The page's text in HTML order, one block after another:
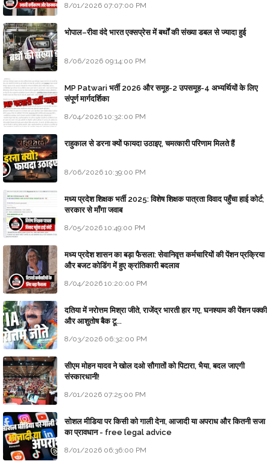
8/01/2026 07:07:00 PM
भोपाल–रीवा वंदे भारत एक्सप्रेस में बर्थों की संख्या डबल से ज्यादा हुई
8/06/2026 09:14:00 PM
MP Patwari भर्ती 2026 और समूह-2 उपसमूह-4 अभ्यर्थियों के लिए
संपूर्ण मार्गदर्शिका
8/04/2026 10:32:00 PM
राहुकाल से डरना क्यों फायदा उठाइए, चमत्कारी परिणाम मिलते हैं
8/06/2026 10:39:00 PM
मध्य प्रदेश शिक्षक भर्ती 2025: विशेष शिक्षक पात्रता विवाद पहुँचा हाई कोर्ट;
सरकार से माँगा जवाब
8/05/2026 10:49:00 PM
मध्य प्रदेश शासन का बड़ा फैसला: सेवानिवृत्त कर्मचारियों की पेंशन प्रक्रिया
और बजट कोडिंग में हुए क्रांतिकारी बदलाव
8/04/2026 10:20:00 PM
दतिया में नरोत्तम मिश्रा जीते, राजेंद्र भारती हार गए, घनश्याम की पेंशन पक्की
और आशुतोष बैक टू...
8/03/2026 06:32:00 PM
सीएम मोहन यादव ने खोल दओ सौगातों को पिटारा, भैया, बदल जाएगी
संस्कारधानी!
8/01/2026 07:25:00 PM
सोशल मीडिया पर किसी को गाली देना, आजादी या अपराध और कितनी सजा
का प्रावधान - free legal advice
8/01/2026 06:36:00 PM